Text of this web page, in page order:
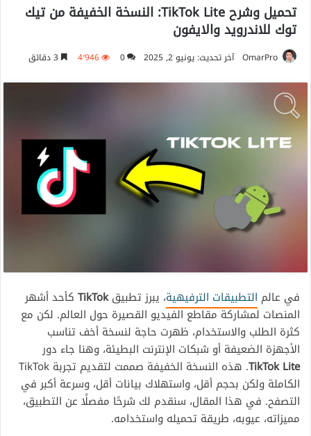
تحميل وشرح TikTok Lite: النسخة الخفيفة من تيك
توك للاندرويد والايفون
OmarPro آخر تحديث: يونيو 2, 2025 0 4٬946
في عالم التطبيقات الترفيهية، يبرز تطبيقTikTok كأحد أشهر
المنصات لمشاركة مقاطع الفيديو القصيرة حول العالم. لكن مع
كثرة الطلب والاستخدام، ظهرت حاجة لنسخة أخف تناسب
الأجهزة الضعيفة أو شبكات الإنترنت البطيئة، وهنا جاء دور
TikTok Lite
. هذه النسخة الخفيفة صممت لتقديم تجربة TikTok
الكاملة ولكن بحجم أقل، واستهلاك بيانات أقل، وسرعة أكبر في
التصفح. في هذا المقال، سنقدم لك شرحًا مفصلًا عن التطبيق،
مميزاته، عيوبه، طريقة تحميله واستخدامه.